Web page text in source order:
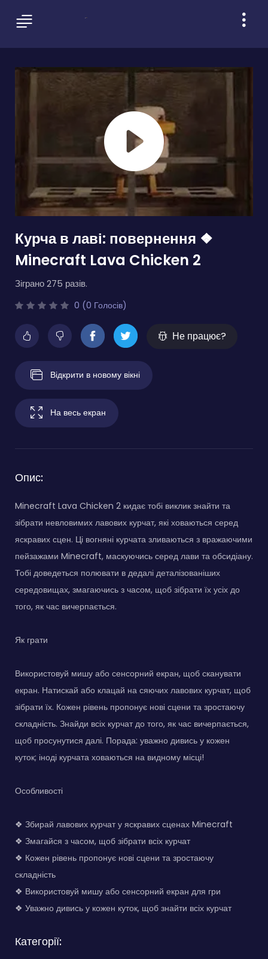
Курча в лаві: повернення ❖
Minecraft Lava Chicken 2
Зіграно 275 разів.
0 (0 Голосів)
Не працює?
Відкрити в новому вікні
На весь екран
Опис:
Minecraft Lava Chicken 2 кидає тобі виклик знайти та
зібрати невловимих лавових курчат, які ховаються серед
яскравих сцен. Ці вогняні курчата зливаються з вражаючими
пейзажами Minecraft, маскуючись серед лави та обсидіану.
Тобі доведеться полювати в дедалі деталізованіших
середовищах, змагаючись з часом, щоб зібрати їх усіх до
того, як час вичерпається.
Як грати
Використовуй мишу або сенсорний екран, щоб сканувати
екран. Натискай або клацай на сяючих лавових курчат, щоб
зібрати їх. Кожен рівень пропонує нові сцени та зростаючу
складність. Знайди всіх курчат до того, як час вичерпається,
щоб просунутися далі. Порада: уважно дивись у кожен
куток; іноді курчата ховаються на видному місці!
Особливості
❖ Збирай лавових курчат у яскравих сценах Minecraft
❖ Змагайся з часом, щоб зібрати всіх курчат
❖ Кожен рівень пропонує нові сцени та зростаючу
складність
❖ Використовуй мишу або сенсорний екран для гри
❖ Уважно дивись у кожен куток, щоб знайти всіх курчат
Категорії: